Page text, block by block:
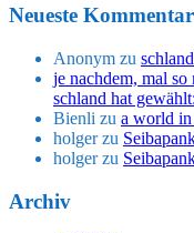
Neueste
Anonym zu
je nachdem, mal
schland hat
Bienli zu a world
holgerzu
holgerzu
Archiv